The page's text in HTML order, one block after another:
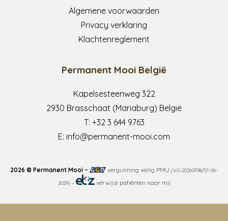
Algemene voorwaarden
Privacy verklaring
Klachtenreglement
Permanent Mooi België
Kapelsesteenweg 322
2930 Brasschaat (Mariaburg) België
T: +32 3 644 9763
E: info@permanent-mooi.com
2026 © Permanent Mooi – vergunning veilig PMU(VG-20260708/01-06-
2029)– verwijst patiënten naar mij